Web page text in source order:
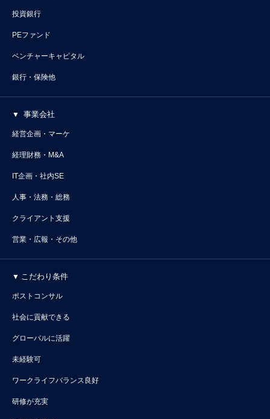
投資銀行
PEファンド
ベンチャーキャピタル
銀行・保険他
事業会社
経営企画・マーケ
経理財務・M&A
IT企画・社内SE
人事・法務・総務
クライアント支援
営業・広報・その他
こだわり条件
ポストコンサル
社会に貢献できる
グローバルに活躍
未経験可
ワークライフバランス良好
研修が充実